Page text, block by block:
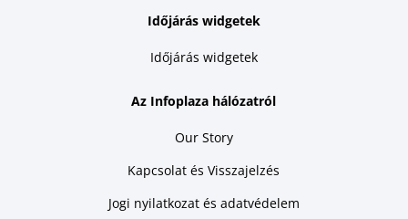
Időjárás widgetek
Időjárás widgetek
Az Infoplaza hálózatról
Our Story
Kapcsolat és Visszajelzés
Jogi nyilatkozat és adatvédelem